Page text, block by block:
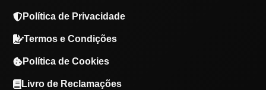
Política de Privacidade
Termos e Condições
Política de Cookies
Livro de Reclamações